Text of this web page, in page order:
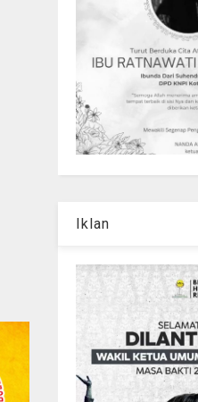
Iklan